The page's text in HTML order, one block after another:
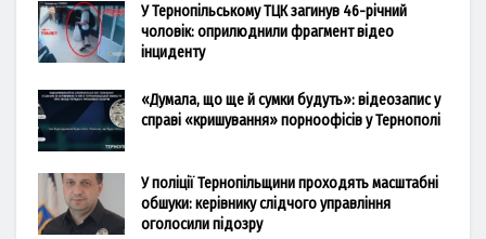
У Тернопільському ТЦК загинув 46-річний
чоловік: оприлюднили фрагмент відео
інциденту
«Думала, що ще й сумки будуть»: відеозапис у
справі «кришування» порноофісів у Тернополі
У поліції Тернопільщини проходять масштабні
обшуки: керівнику слідчого управління
оголосили підозру